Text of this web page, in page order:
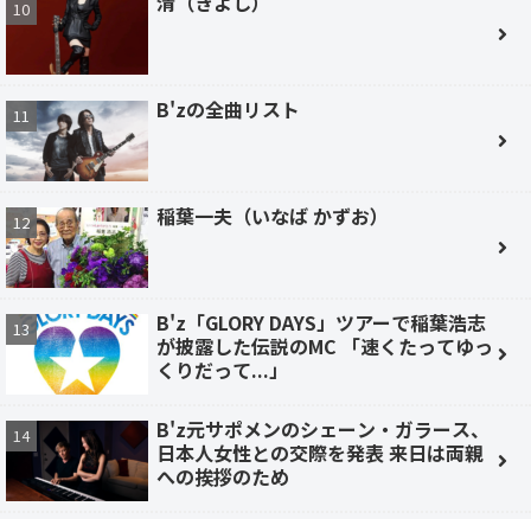
B'zの全曲リスト
稲葉一夫（いなば かずお）
B'z「GLORY DAYS」ツアーで稲葉浩志
が披露した伝説のMC 「速くたってゆっ
くりだって...」
B'z元サポメンのシェーン・ガラース、
日本人女性との交際を発表 来日は両親
への挨拶のため